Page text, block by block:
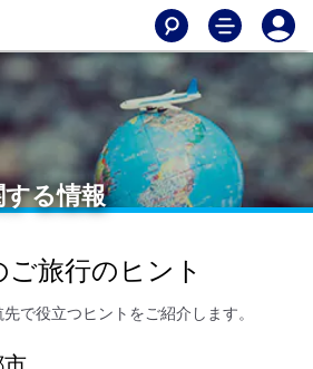
る情報
ご旅行のヒント
で役立つヒントをご紹介します。